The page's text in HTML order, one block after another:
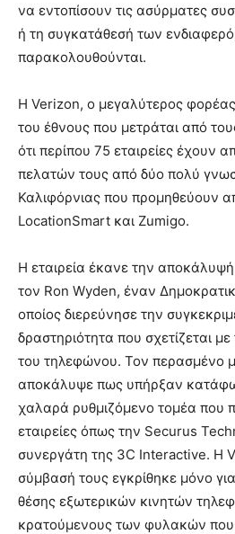
να εντοπίσουν τις ασύρματες
ή τη συγκατάθεσή των
παρακολουθούνται.
Η Verizon, ο μεγαλύτερος
του έθνους που μετράται από
ότι περίπου 75 εταιρείες έχουν
πελατών τους από δύο πολύ
Καλιφόρνιας που προμηθεύουν
LocationSmart και Zumigo.
Η εταιρεία έκανε την
τον Ron Wyden, έναν
οποίος διερεύνησε την
δραστηριότητα που σχετίζεται
του τηλεφώνου. Τον περασμένο
αποκάλυψε πως υπήρξαν
χαλαρά ρυθμιζόμενο τομέα που
εταιρείες όπως την Securus
συνεργάτη της 3C Interactive. Η
σύμβασή τους εγκρίθηκε μόνο
θέσης εξωτερικών κινητών
κρατούμενους των φυλακών που